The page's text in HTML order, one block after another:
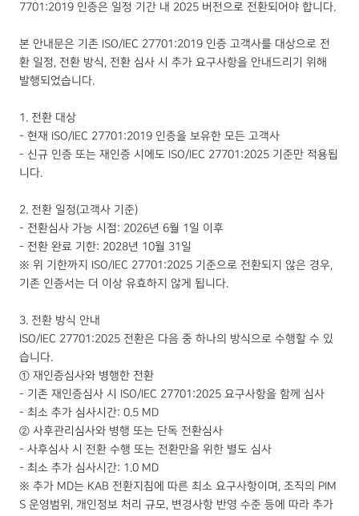
7701:2019 인증은 일정 기간 내 2025 버전으로 전환되어야 합니다.
본 안내문은 기존 ISO/IEC 27701:2019 인증 고객사를 대상으로 전
환 일정, 전환 방식, 전환 심사 시 추가 요구사항을 안내드리기 위해
발행되었습니다.
1. 전환 대상
- 현재 ISO/IEC 27701:2019 인증을 보유한 모든 고객사
- 신규 인증 또는 재인증 시에도 ISO/IEC 27701:2025 기준만 적용됩
니다.
2. 전환 일정(고객사 기준)
- 전환심사 가능 시점: 2026년 6월 1일 이후
- 전환 완료 기한: 2028년 10월 31일
※ 위 기한까지 ISO/IEC 27701:2025 기준으로 전환되지 않은 경우,
기존 인증서는 더 이상 유효하지 않게 됩니다.
3. 전환 방식 안내
ISO/IEC 27701:2025 전환은 다음 중 하나의 방식으로 수행할 수 있
습니다.
① 재인증심사와 병행한 전환
- 기존 재인증심사 시 ISO/IEC 27701:2025 요구사항을 함께 심사
- 최소 추가 심사시간: 0.5 MD
② 사후관리심사와 병행 또는 단독 전환심사
- 사후심사 시 전환 수행 또는 전환만을 위한 별도 심사
- 최소 추가 심사시간: 1.0 MD
※ 추가 MD는 KAB 전환지침에 따른 최소 요구사항이며, 조직의 PIM
S 운영범위, 개인정보 처리 규모, 변경사항 반영 수준 등에 따라 추가